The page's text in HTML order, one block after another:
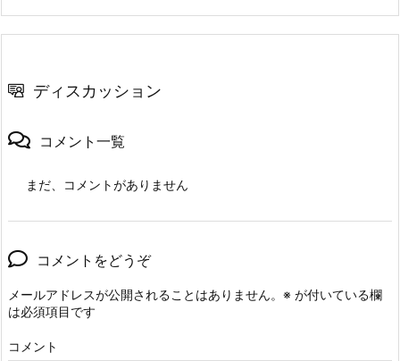
ディスカッション
コメント一覧
まだ、コメントがありません
コメントをどうぞ
メールアドレスが公開されることはありません。 ※ が付いている欄
は必須項目です
コメント